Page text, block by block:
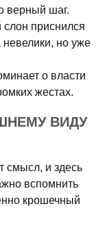
верный шаг.
приснился
невелики, но уже
о власти
жестах.
ВИДУ
смысл, и здесь
вспомнить
крошечный